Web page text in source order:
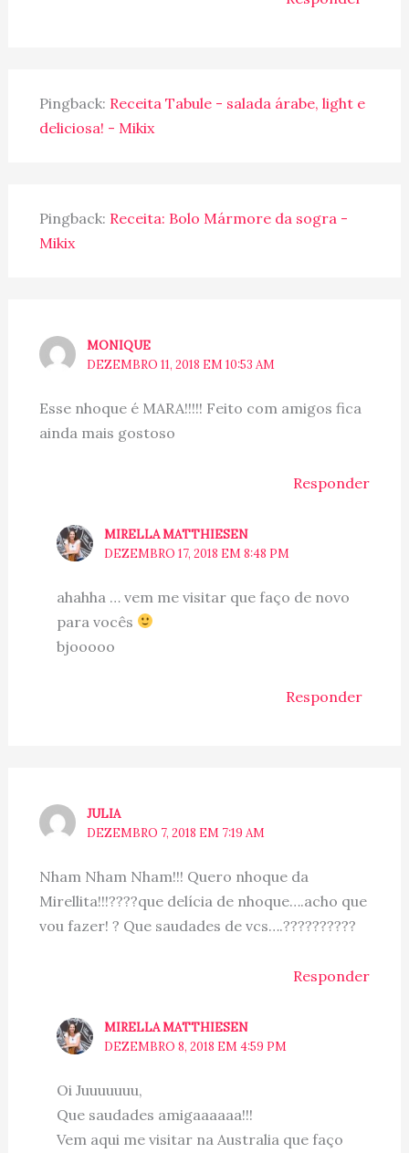
Pingback: Receita Tabule - salada árabe, light e
deliciosa! - Mikix
Pingback: Receita: Bolo Mármore da sogra -
Mikix
MONIQUE
DEZEMBRO 11, 2018 EM 10:53 AM
Esse nhoque é MARA!!!!! Feito com amigos fica
ainda mais gostoso
Responder
MIRELLA MATTHIESEN
DEZEMBRO 17, 2018 EM 8:48 PM
ahahha … vem me visitar que faço de novo
para vocês
bjooooo
Responder
JULIA
DEZEMBRO 7, 2018 EM 7:19 AM
Nham Nham Nham!!! Quero nhoque da
Mirellita!!!????que delícia de nhoque….acho que
vou fazer! ? Que saudades de vcs….??????????
Responder
MIRELLA MATTHIESEN
DEZEMBRO 8, 2018 EM 4:59 PM
Oi Juuuuuuu,
Que saudades amigaaaaaa!!!
Vem aqui me visitar na Australia que faço